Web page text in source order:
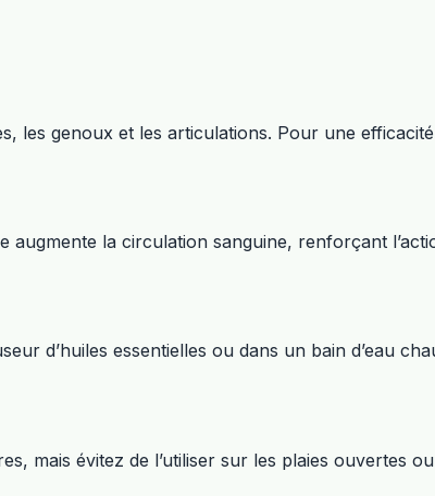
les genoux et les articulations. Pour une
la circulation sanguine, renforçant
d’huiles essentielles ou dans un bain d’eau
mais évitez de l’utiliser sur les plaies ouvertes